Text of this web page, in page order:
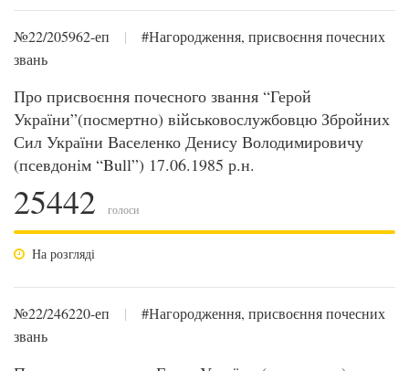
№22/205962-еп |
#Нагородження, присвоєння почесних
звань
Про присвоєння почесного звання “Герой
України”(посмертно) військовослужбовцю Збройних
Сил України Васеленко Денису Володимировичу
(псевдонім “Bull”) 17.06.1985 р.н.
25442 голоси
На розгляді
№22/246220-еп |
#Нагородження, присвоєння почесних
звань